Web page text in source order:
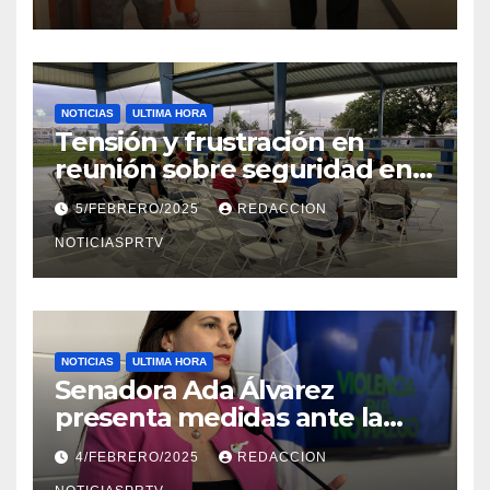
NOTICIAS ULTIMA HORA
Tensión y frustración en
reunión sobre seguridad en
Reparto Metropolitano
5/FEBRERO/2025 REDACCION
NOTICIASPRTV
NOTICIAS ULTIMA HORA
Senadora Ada Álvarez
presenta medidas ante la
violencia en el noviazgo
4/FEBRERO/2025 REDACCION